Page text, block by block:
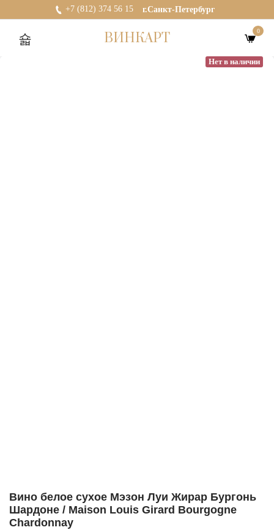
+7 (812) 374 56 15 г.Санкт-Петербург
ВИНКАРТ 0
Нет в наличии
Вино белое сухое Мэзон Луи Жирар Бургонь
Шардоне / Maison Louis Girard Bourgogne
Chardonnay